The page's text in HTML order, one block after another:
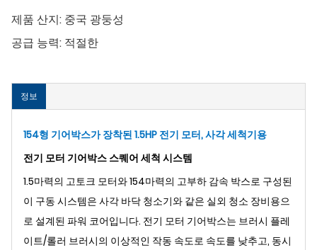
제품 산지: 중국 광둥성
공급 능력: 적절한
정보
154형 기어박스가 장착된 1.5HP 전기 모터, 사각 세척기용
전기 모터 기어박스 스퀘어 세척 시스템
1.5마력의 고토크 모터와 154마력의 고부하 감속 박스로 구성된
이 구동 시스템은 사각 바닥 청소기와 같은 실외 청소 장비용으
로 설계된 파워 코어입니다. 전기 모터 기어박스는 브러시 플레
이트/롤러 브러시의 이상적인 작동 속도로 속도를 낮추고, 동시